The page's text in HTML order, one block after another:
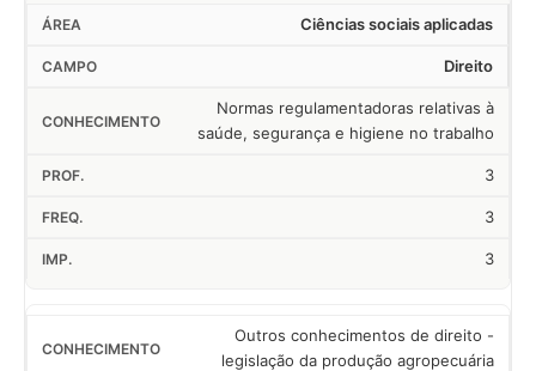
Ciências sociais aplicadas
Direito
Normas regulamentadoras relativas à
saúde, segurança e higiene no trabalho
3
3
3
Outros conhecimentos de direito -
legislação da produção agropecuária